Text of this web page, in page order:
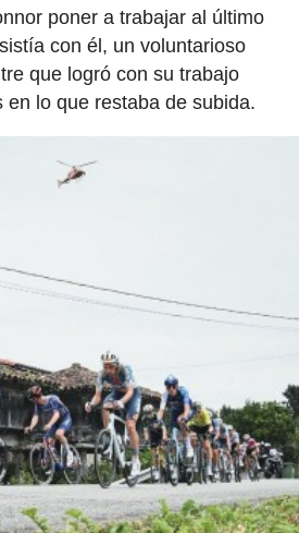
poner a trabajar al último
con él, un voluntarioso
que logró con su trabajo
en lo que restaba de subida.